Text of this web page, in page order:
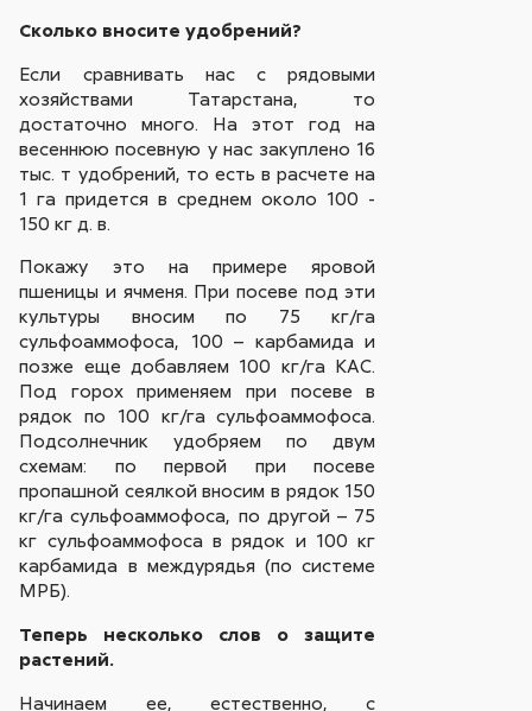
Сколько вносите удобрений?
Если сравнивать нас с рядовыми
хозяйствами Татарстана, то
достаточно много. На этот год на
весеннюю посевную у нас закуплено 16
тыс. т удобрений, то есть в расчете на
1 га придется в среднем около 100 -
150 кг д. в.
Покажу это на примере яровой
пшеницы и ячменя. При посеве под эти
культуры вносим по 75 кг/га
сульфоаммофоса, 100 – карбамида и
позже еще добавляем 100 кг/га КАС.
Под горох применяем при посеве в
рядок по 100 кг/га сульфоаммофоса.
Подсолнечник удобряем по двум
схемам: по первой при посеве
пропашной сеялкой вносим в рядок 150
кг/га сульфоаммофоса, по другой – 75
кг сульфоаммофоса в рядок и 100 кг
карбамида в междурядья (по системе
МРБ).
Теперь несколько слов о защите
растений.
Начинаем ее, естественно, с